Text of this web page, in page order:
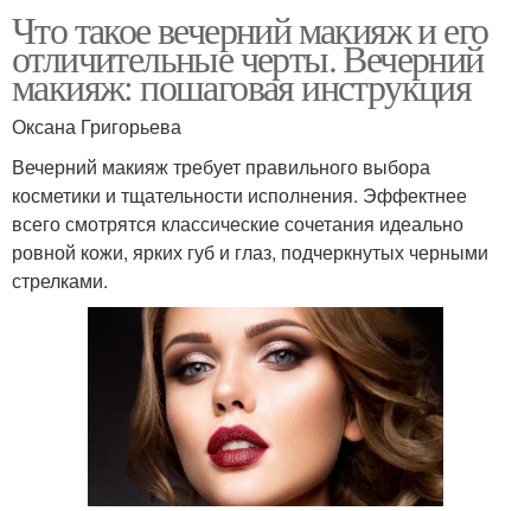
Что такое вечерний макияж и его
отличительные черты. Вечерний
макияж: пошаговая инструкция
Оксана Григорьева
Вечерний макияж требует правильного выбора
косметики и тщательности исполнения. Эффектнее
всего смотрятся классические сочетания идеально
ровной кожи, ярких губ и глаз, подчеркнутых черными
стрелками.